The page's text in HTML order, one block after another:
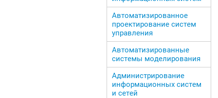
Автоматизированное
проектирование систем
управления
Автоматизированные
системы моделирования
Администрирование
информационных систем
и сетей